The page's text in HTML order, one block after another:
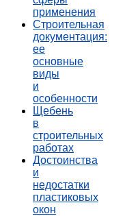
применения
Строительная
документация:
ее
основные
виды
и
особенности
Щебень
в
строительных
работах
Достоинства
и
недостатки
пластиковых
окон